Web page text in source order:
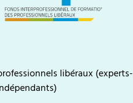
libéraux (experts-